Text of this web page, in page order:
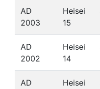
AD
2003
Heisei
15
AD
2002
Heisei
14
AD
Heisei